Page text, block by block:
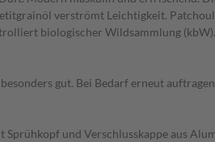
verströmt Leichtigkeit.
biologischer Wildsammlung (kbW).
gut. Bei Bedarf erneut
und Verschlusskappe aus